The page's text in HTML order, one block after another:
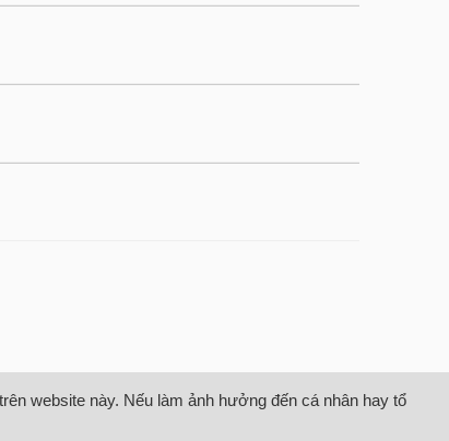
website này. Nếu làm ảnh hưởng đến cá nhân hay tổ